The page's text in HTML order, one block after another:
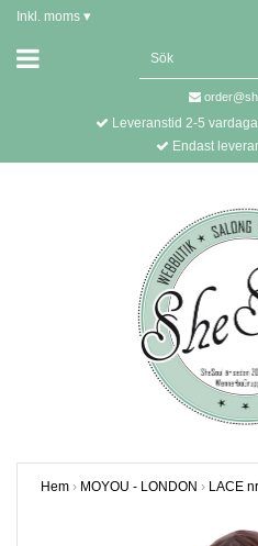
Inkl. moms ▾
Leveranstid 2-5
Endast
Hem › MOYOU - LONDON › LACE